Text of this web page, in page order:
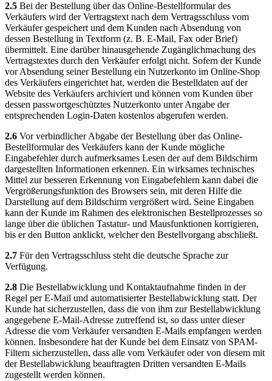
2.5 Bei der Bestellung über das Online-Bestellformular des
Verkäufers wird der Vertragstext nach dem Vertragsschluss vom
Verkäufer gespeichert und dem Kunden nach Absendung von
dessen Bestellung in Textform (z. B. E-Mail, Fax oder Brief)
übermittelt. Eine darüber hinausgehende Zugänglichmachung des
Vertragstextes durch den Verkäufer erfolgt nicht. Sofern der Kunde
vor Absendung seiner Bestellung ein Nutzerkonto im Online-Shop
des Verkäufers eingerichtet hat, werden die Bestelldaten auf der
Website des Verkäufers archiviert und können vom Kunden über
dessen passwortgeschütztes Nutzerkonto unter Angabe der
entsprechenden Login-Daten kostenlos abgerufen werden.
2.6 Vor verbindlicher Abgabe der Bestellung über das Online-
Bestellformular des Verkäufers kann der Kunde mögliche
Eingabefehler durch aufmerksames Lesen der auf dem Bildschirm
dargestellten Informationen erkennen. Ein wirksames technisches
Mittel zur besseren Erkennung von Eingabefehlern kann dabei die
Vergrößerungsfunktion des Browsers sein, mit deren Hilfe die
Darstellung auf dem Bildschirm vergrößert wird. Seine Eingaben
kann der Kunde im Rahmen des elektronischen Bestellprozesses so
lange über die üblichen Tastatur- und Mausfunktionen korrigieren,
bis er den Button anklickt, welcher den Bestellvorgang abschließt.
2.7 Für den Vertragsschluss steht die deutsche Sprache zur
Verfügung.
2.8 Die Bestellabwicklung und Kontaktaufnahme finden in der
Regel per E-Mail und automatisierter Bestellabwicklung statt. Der
Kunde hat sicherzustellen, dass die von ihm zur Bestellabwicklung
angegebene E-Mail-Adresse zutreffend ist, so dass unter dieser
Adresse die vom Verkäufer versandten E-Mails empfangen werden
können. Insbesondere hat der Kunde bei dem Einsatz von SPAM-
Filtern sicherzustellen, dass alle vom Verkäufer oder von diesem mit
der Bestellabwicklung beauftragten Dritten versandten E-Mails
zugestellt werden können.